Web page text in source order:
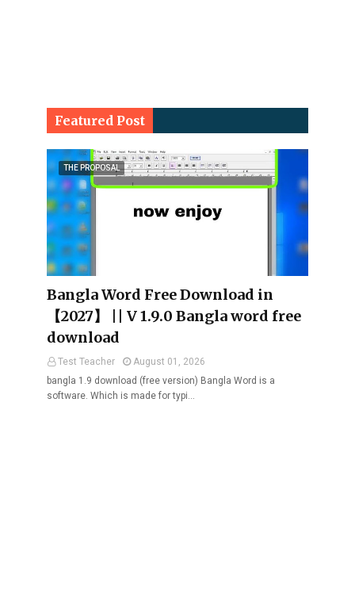
Featured Post
THE PROPOSAL
Bangla Word Free Download in
【2027】 || V 1.9.0 Bangla word free
download
Test Teacher
August 01, 2026
bangla 1.9 download (free version) Bangla Word is a
software. Which is made for typi…